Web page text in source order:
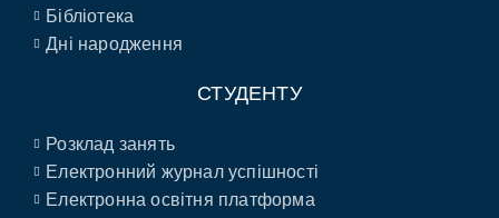
Бібліотека
Дні народження
СТУДЕНТУ
Розклад занять
Електронний журнал успішності
Електронна освітня платформа